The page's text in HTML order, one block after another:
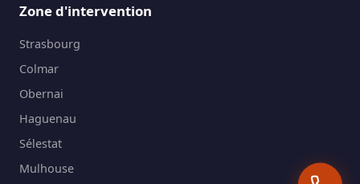
Zone d'intervention
Strasbourg
Colmar
Obernai
Haguenau
Sélestat
Mulhouse